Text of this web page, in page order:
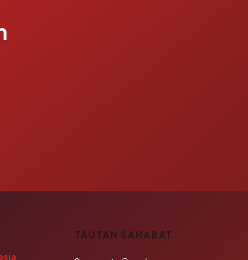
TAUTAN SAHABAT